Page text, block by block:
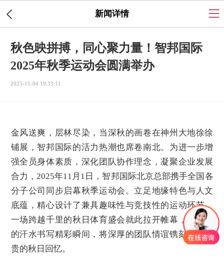
新闻详情
秋色映拼搏，同心聚力量！智邦国际
2025年秋季运动会圆满举办
2025-11-04 19:33:11
金风送爽，层林尽染，当深秋的画卷在神州大地徐徐
铺展，智邦国际的活力热潮也席卷南北。为进一步增
强全员身体素质，深化团队协作理念，凝聚企业发展
合力，2025年11月1日，智邦国际北京总部携手全国各
分子公司同步启幕秋季运动会。立足地缘特色与人文
底蕴，精心设计了兼具趣味性与竞技性的运动环节，
一场跨越千里的秋日体育盛会就此拉开帷幕，用拼搏
的汗水书写精彩瞬间，将深厚的团队情谊镌刻成最珍
贵的秋日回忆。